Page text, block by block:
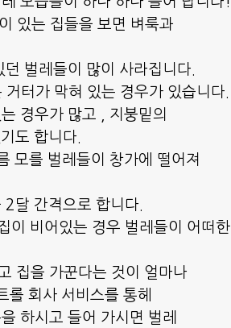
있는 집들을 보면 벼룩과
벌레들이 많이 사라집니다.
터가 막혀 있는 경우가 있습니다.
경우가 많고 , 지붕밑의
도 합니다.
모를 벌레들이 창가에 떨어져
2달 간격으로 합니다.
이 비어있는 경우 벌레들이 어떠한
집을 가꾼다는 것이 얼마나
회사 서비스를 통헤
하시고 들어 가시면 벌레